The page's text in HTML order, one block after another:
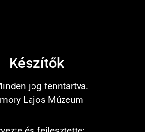
Készítők
jog fenntartva.
Lajos Múzeum